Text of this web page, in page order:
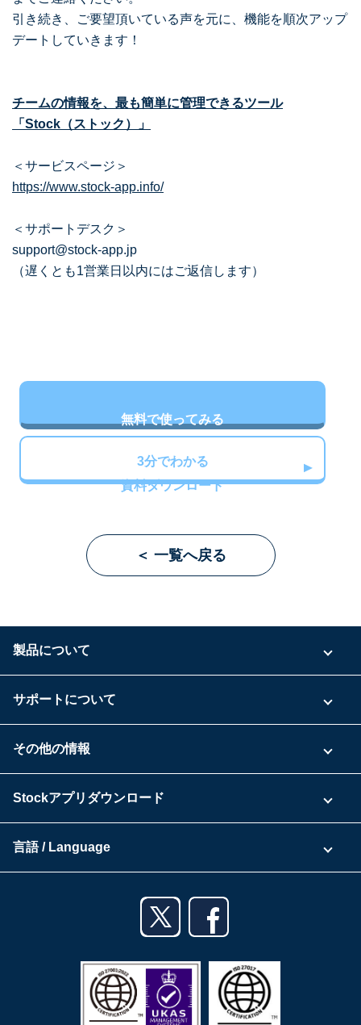
引き続き、ご要望頂いている声を元に、機能を順次アップ
デートしていきます！
チームの情報を、最も簡単に管理できるツール
「Stock（ストック）」
＜サービスページ＞
https://www.stock-app.info/
＜サポートデスク＞
support@stock-app.jp
（遅くとも1営業日以内にはご返信します）
無料で使ってみる
3分でわかる
資料ダウンロード
＜ 一覧へ戻る
製品について
具体的な活用事例
セキュリティ
資料ダウンロード
サポートについて
よくある質問
その他の情報
Stock公式ブログ
プライバシーポリシー
Stockアプリダウンロード
iPhoneアプリ
Androidタブレットアプリ
言語 / Language